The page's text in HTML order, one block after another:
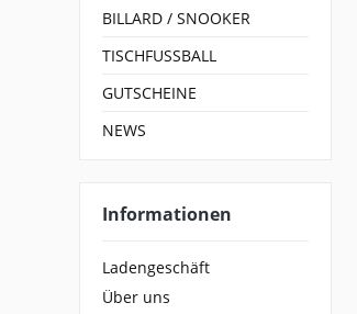
BILLARD / SNOOKER
TISCHFUSSBALL
GUTSCHEINE
NEWS
Informationen
Ladengeschäft
Über uns